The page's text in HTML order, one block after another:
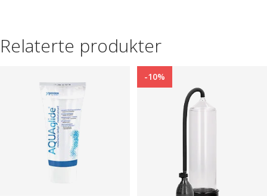
Relaterte produkter
-10%